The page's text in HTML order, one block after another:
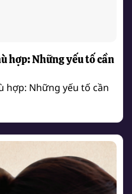
hợp: Những yếu tố cần
hợp: Những yếu tố cần